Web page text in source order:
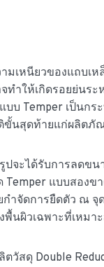
เหนียวของแถบเห
ทำให้เกิดรอยย่นร
บบ Temper เป็นก
ขั้นสุดท้ายแก่ผลิตภั
ะได้รับการลดขน
แบบสองข
ำจัดการยืดตัว ณ จุ
นผิวเฉพาะที่เหมา
สดุ Double